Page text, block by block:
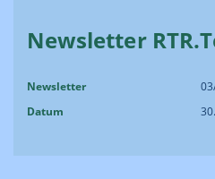
Newsletter
Newsletter
Datum